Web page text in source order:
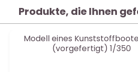
Produkte, die Ihnen
Modell eines
(vorgefertigt) 1/350